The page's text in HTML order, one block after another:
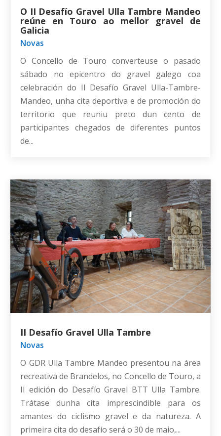
O II Desafío Gravel Ulla Tambre Mandeo
reúne en Touro ao mellor gravel de
Galicia
Novas
O Concello de Touro converteuse o pasado
sábado no epicentro do gravel galego coa
celebración do II Desafío Gravel Ulla-Tambre-
Mandeo, unha cita deportiva e de promoción do
territorio que reuniu preto dun cento de
participantes chegados de diferentes puntos
de...
II Desafío Gravel Ulla Tambre
Novas
O GDR Ulla Tambre Mandeo presentou na área
recreativa de Brandelos, no Concello de Touro, a
II edición do Desafío Gravel BTT Ulla Tambre.
Trátase dunha cita imprescindible para os
amantes do ciclismo gravel e da natureza. A
primeira cita do desafío será o 30 de maio,...